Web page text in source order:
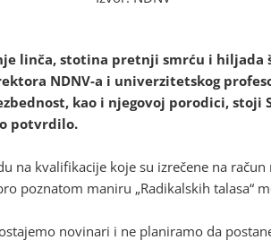
linča, stotina pretnji smrću i hiljada
NDNV-a i univerzitetskog
kao i njegovoj porodici, stoji
potvrdilo.
na kvalifikacije koje su izrečene na
poznatom maniru „Radikalskih talasa“
novinari i ne planiramo da